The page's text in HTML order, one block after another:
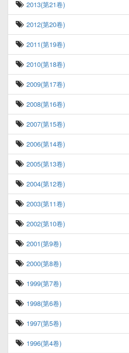
2013(第21卷)
2012(第20卷)
2011(第19卷)
2010(第18卷)
2009(第17卷)
2008(第16卷)
2007(第15卷)
2006(第14卷)
2005(第13卷)
2004(第12卷)
2003(第11卷)
2002(第10卷)
2001(第9卷)
2000(第8卷)
1999(第7卷)
1998(第6卷)
1997(第5卷)
1996(第4卷)